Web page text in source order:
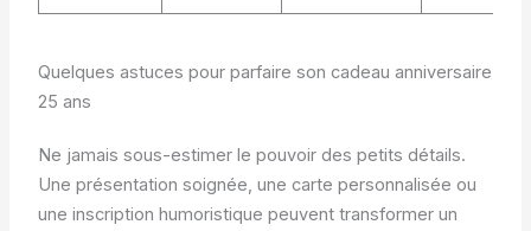
Quelques astuces pour parfaire son cadeau anniversaire
25 ans
Ne jamais sous-estimer le pouvoir des petits détails.
Une présentation soignée, une carte personnalisée ou
une inscription humoristique peuvent transformer un